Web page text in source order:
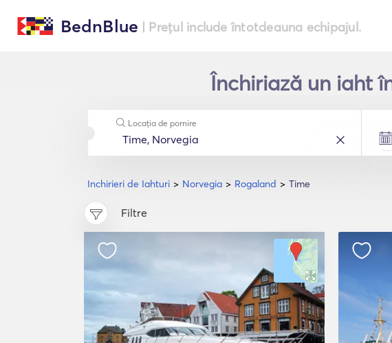
BednBlue | Prețul include întotdeauna echipajul.
Închiriază un iaht
Inchirieri de Iahturi Norvegia Rogaland Time
Locația de pornire
Filtre